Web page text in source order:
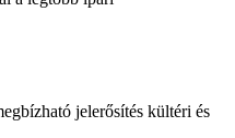
jelerősítés kültéri és